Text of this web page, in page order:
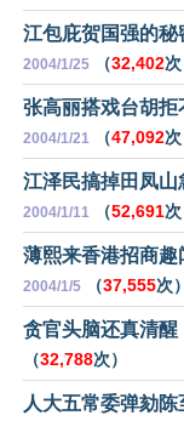
江包庇贺国强的
2004/1/25 （32,402次
张高丽搭戏台胡
2004/1/21 （47,092次
江泽民搞掉田凤
2004/1/11 （52,691次
薄熙来香港招商
2004/1/5 （37,555次）
贪官头脑还真清
（32,788次）
人大五常委弹劾